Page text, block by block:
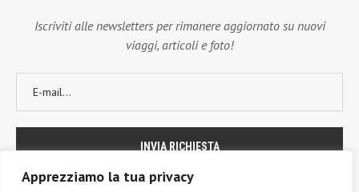
Apprezziamo la tua privacy
Iscriviti alle newsletters per rimanere aggiornato su nuovi
viaggi, articoli e foto!